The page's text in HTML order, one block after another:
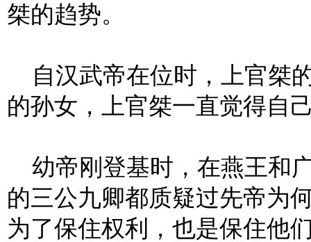
桀的趋势。
自汉武帝在位时，上官桀
的孙女，上官桀一直觉得自
幼帝刚登基时，在燕王和
的三公九卿都质疑过先帝为
为了保住权利，也是保住他